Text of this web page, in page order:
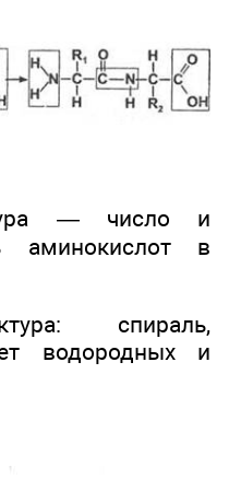
— число и
аминокислот в
спираль,
водородных и